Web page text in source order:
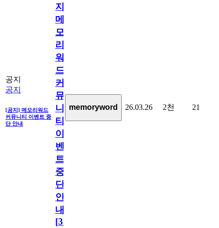
공지
공지
[공지] 메모리워드
커뮤니티 이벤트 중
단 안내
지]
메
모
리
워
드
커
뮤
니
티
이
벤
트
중
단
안
내
[31
memoryword 26.03.26 2천 21